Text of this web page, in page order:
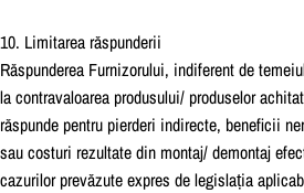
10. Limitarea răspunderii
Răspunderea Furnizorului, indiferent de
la contravaloarea produsului/ produselor
răspunde pentru pierderi indirecte, beneficii
sau costuri rezultate din montaj/ demontaj
cazurilor prevăzute expres de legislația